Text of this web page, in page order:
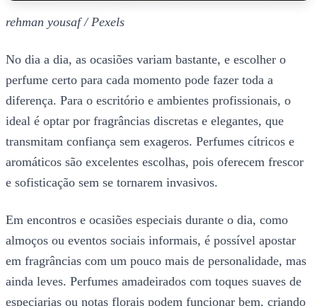
rehman yousaf / Pexels
No dia a dia, as ocasiões variam bastante, e escolher o
perfume certo para cada momento pode fazer toda a
diferença. Para o escritório e ambientes profissionais, o
ideal é optar por fragrâncias discretas e elegantes, que
transmitam confiança sem exageros. Perfumes cítricos e
aromáticos são excelentes escolhas, pois oferecem frescor
e sofisticação sem se tornarem invasivos.
Em encontros e ocasiões especiais durante o dia, como
almoços ou eventos sociais informais, é possível apostar
em fragrâncias com um pouco mais de personalidade, mas
ainda leves. Perfumes amadeirados com toques suaves de
especiarias ou notas florais podem funcionar bem, criando